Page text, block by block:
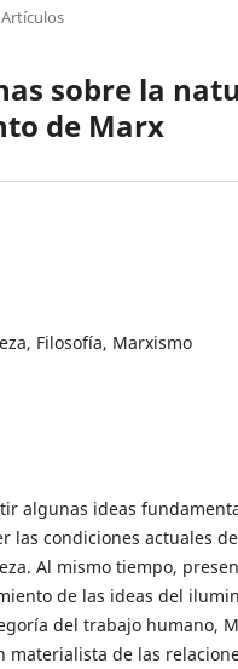
Artículos
sobre la
de Marx
Filosofía, Marxismo
algunas ideas
las condiciones actuales
Al mismo tiempo,
de las ideas del
del trabajo humano,
de las